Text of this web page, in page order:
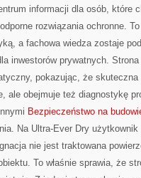
informacji dla osób, które
rozwiązania ochronne.
a fachowa wiedza zostaje
inwestorów prywatnych. Strona
pokazując, że skuteczna
ale obejmuje też diagnostykę
Bezpieczeństwo na
Na Ultra-Ever Dry
nie jest traktowana
To właśnie sprawia, że